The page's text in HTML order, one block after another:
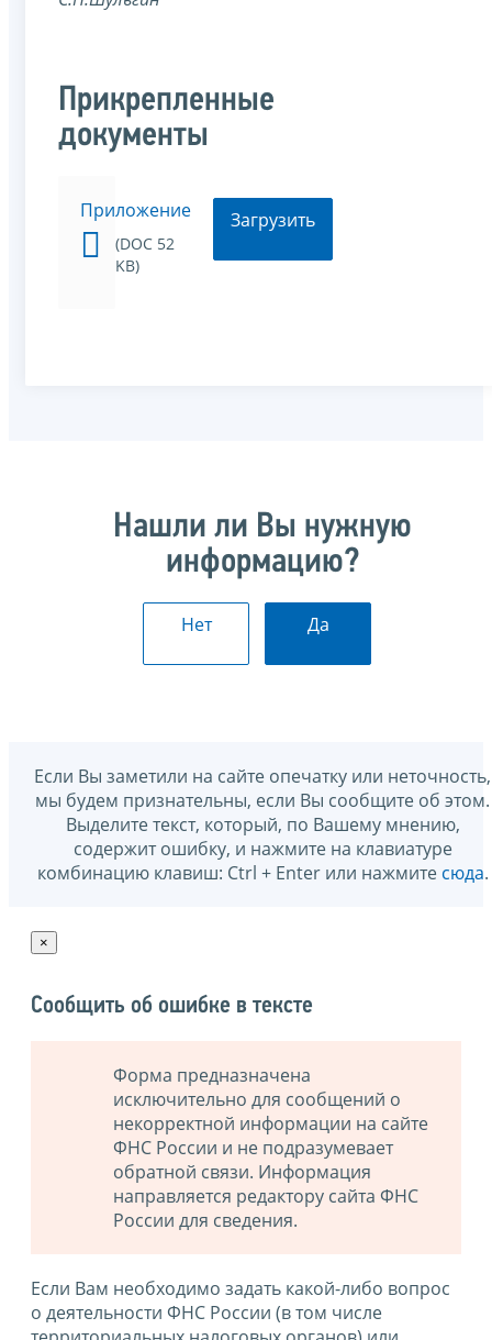
Прикрепленные
документы
Приложение
(DOC 52
KB)
Загрузить
Нашли ли Вы нужную
информацию?
Нет Да
Если Вы заметили на сайте опечатку или неточность,
мы будем признательны, если Вы сообщите об этом.
Выделите текст, который, по Вашему мнению,
содержит ошибку, и нажмите на клавиатуре
комбинацию клавиш: Ctrl + Enter или нажмите сюда.
×
Сообщить об ошибке в тексте
Форма предназначена
исключительно для сообщений о
некорректной информации на сайте
ФНС России и не подразумевает
обратной связи. Информация
направляется редактору сайта ФНС
России для сведения.
Если Вам необходимо задать какой-либо вопрос
о деятельности ФНС России (в том числе